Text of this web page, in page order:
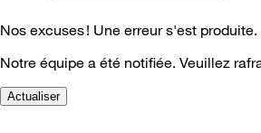
Nos excuses ! Une erreur s'est produite.
Notre équipe a été notifiée. Veuillez
Actualiser